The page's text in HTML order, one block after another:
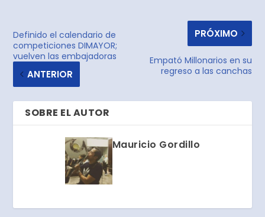
Definido el calendario de
competiciones DIMAYOR;
vuelven las embajadoras
ANTERIOR
PRÓXIMO
Empató Millonarios en su
regreso a las canchas
SOBRE EL AUTOR
Mauricio Gordillo